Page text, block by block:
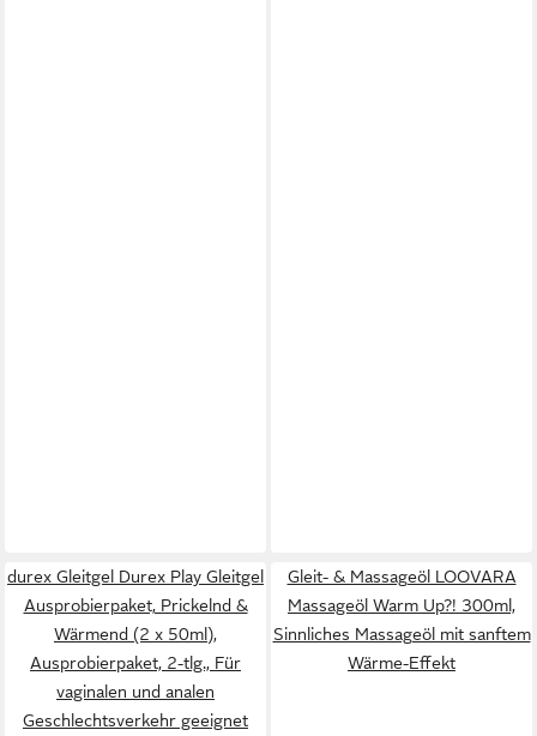
durex Gleitgel Durex Play Gleitgel
Ausprobierpaket, Prickelnd &
Wärmend (2 x 50ml),
Ausprobierpaket, 2-tlg., Für
vaginalen und analen
Geschlechtsverkehr geeignet
Gleit- & Massageöl LOOVARA
Massageöl Warm Up?! 300ml,
Sinnliches Massageöl mit sanftem
Wärme-Effekt